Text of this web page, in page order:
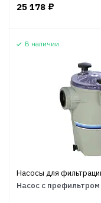
25 178 ₽
В наличии
Насосы для
Насос с